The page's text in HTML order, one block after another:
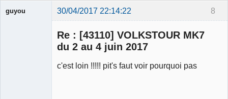
8
guyou 30/04/2017 22:14:22
Re : [43110] VOLKSTOUR MK7
du 2 au 4 juin 2017
c'est loin !!!!! pit's faut voir pourquoi pas